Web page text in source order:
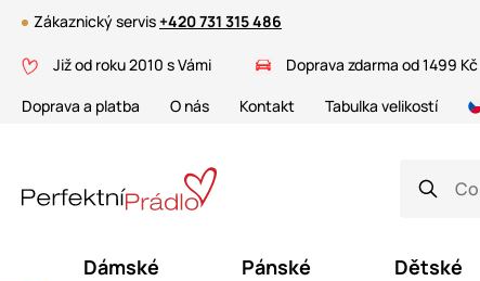
Zákaznický servis+420 731 315 486
Již od roku 2010 s Vámi Doprava zdarma od 1499 Kč
Doprava a platba
O nás Kontakt Tabulka velikostí
Dámské Pánské Dětské